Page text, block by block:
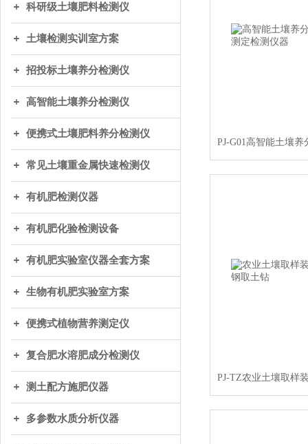
科研级土壤肥料检测仪
土壤检测实训室方案
招投标土壤养分检测仪
高智能土壤养分检测仪
便携式土壤肥料养分检测仪
常见土壤重金属快速检测仪
有机肥检测仪器
有机肥化验检测设备
有机肥实验室仪器全套方案
生物有机肥实验室方案
便携式植物营养测定仪
复合肥水溶肥成分检测仪
测土配方施肥仪器
多参数水质分析仪器